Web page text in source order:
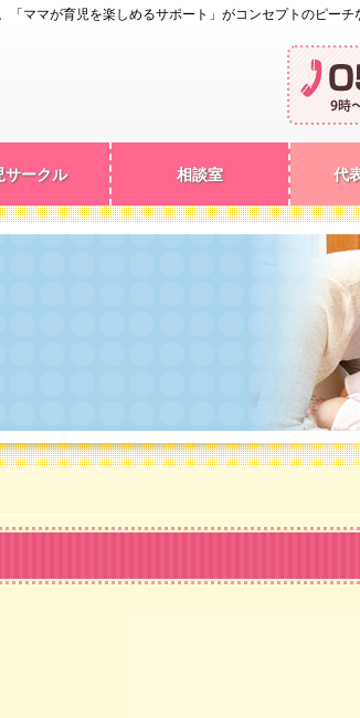
「ママが育児を楽しめるサポート」がコンセプトのピーチ
サークル 相談室 代